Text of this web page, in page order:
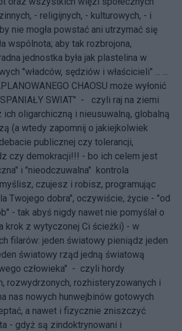
- religijnych, - kulturowych, - i
nie mogła powstać ani utrzymać się
wspólnota; aby tak rozbrojona,
jednostka była jak plastelina w
"władców, sędziów i właścicieli" ... ...
CHAOSU może wyłonić
SWIAT" - czyli raj na ziemi
oligarchiczną i nieusuwalną, globalną
(a wtedy zapomnij o jakiejkolwiek
publicznej czy tolerancji,
czy demokracji!!! - bo ich celem jest
i "nieodczuwalna" kontrola
czujesz i robisz, programując
Twojego dobra", oczywiście, życie - "od
- tak abyś nigdy nawet nie pomyślał o
krok z wytyczonej Ci ścieżki) - w
filarów: jeden światowy pieniądz jeden
światowy rząd jedną światową
człowieka" - czyli hordy
rozwydrzonych, rozhisteryzowanych i
nas nowych hunwejbinów gotowych
a nawet i fizycznie zniszczyć
- gdyż są zindoktrynowani i